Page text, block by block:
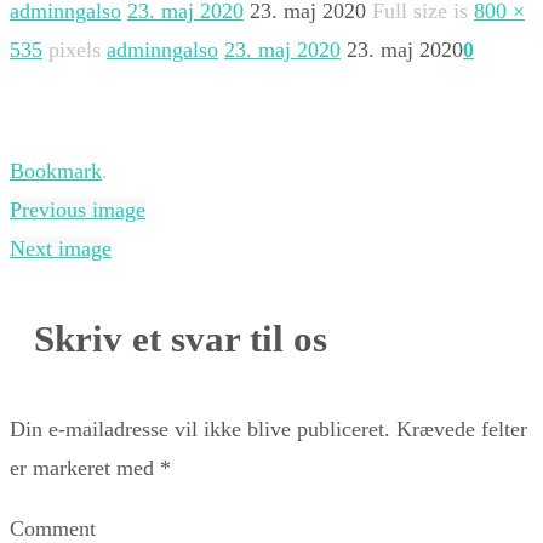
adminngalso 23. maj 2020 23. maj 2020 Full size is 800 ×
535 pixels adminngalso 23. maj 2020 23. maj 20200
Bookmark.
Previous image
Next image
Skriv et svar til os
Din e-mailadresse vil ikke blive publiceret. Krævede felter
er markeret med *
Comment